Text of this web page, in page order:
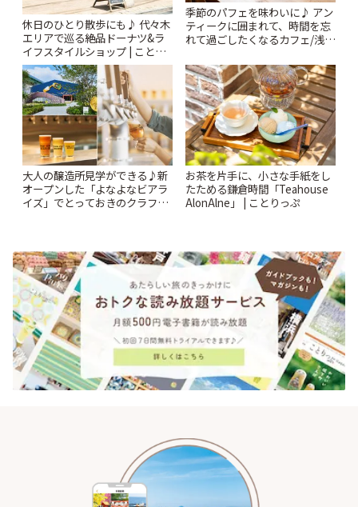
休日のひとり散歩にも♪ 代々木
エリアで巡る絶品ドーナツ&ラ
イフスタイルショップ | ことり
っぷ
季節のパフェを味わいに♪ アン
ティークに囲まれて、時間を忘
れて過ごしたくなるカフェ/浅草
大人の醸造所見学ができる♪新
オープンした「よなよなビアラ
イズ」でとっておきのクラフト
お茶を片手に、小さな手紙をし
たためる鎌倉時間「Teahouse
AlonAlne」 | ことりっぷ